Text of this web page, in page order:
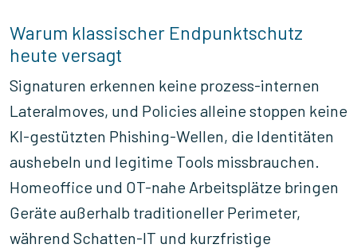
Warum klassischer Endpunktschutz
heute versagt
Signaturen erkennen keine prozess-internen
Lateralmoves, und Policies alleine stoppen keine
KI-gestützten Phishing-Wellen, die Identitäten
aushebeln und legitime Tools missbrauchen.
Homeoffice und OT-nahe Arbeitsplätze bringen
Geräte außerhalb traditioneller Perimeter,
während Schatten-IT und kurzfristige